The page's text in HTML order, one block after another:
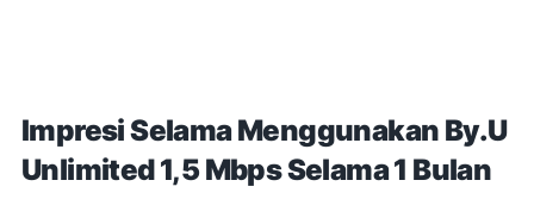
Impresi Selama Menggunakan By.U
Unlimited 1,5 Mbps Selama 1 Bulan